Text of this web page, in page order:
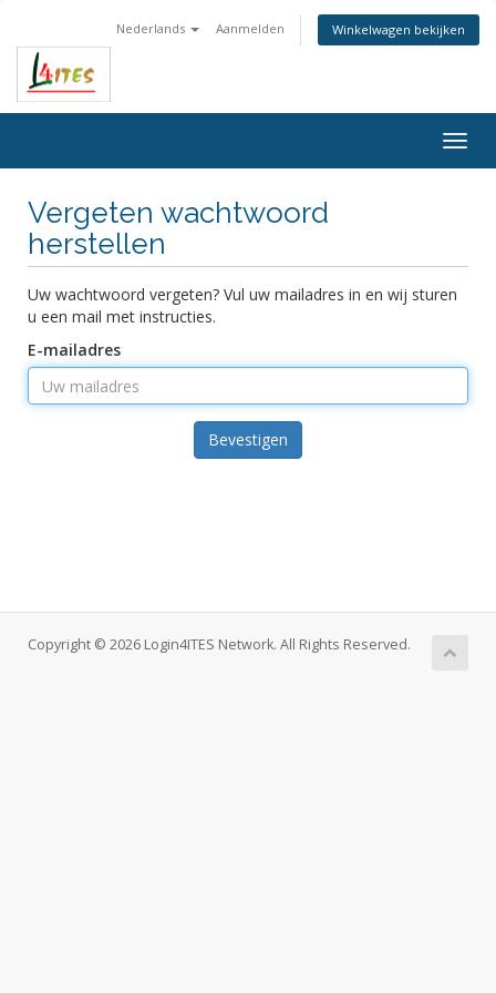
Nederlands Aanmelden Winkelwagen bekijken
Vergeten wachtwoord
herstellen
Uw wachtwoord vergeten? Vul uw mailadres in en wij sturen
u een mail met instructies.
E-mailadres
Bevestigen
Copyright © 2026 Login4ITES Network. All Rights Reserved.